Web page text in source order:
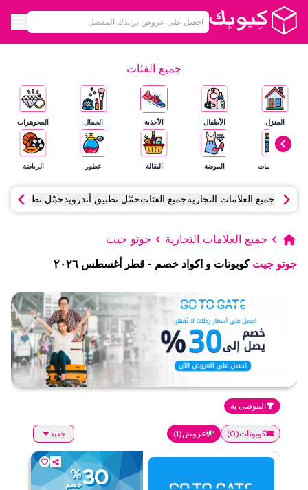
جميع الفئات
المنزل
الإلكترونيات
الأطفال
الموضة
الأحذية
البقالة
الجمال
عطور
المجوهرات
الرياضة
جميع العلامات التجاريةجميع الفئاتحمّل تطبيق أندرويدحمّل تطبيق آي
جميع العلامات التجارية جوتو جيت
جوتو جيت كوبونات و اكواد خصم - قطر أغسطس ٢٠٢٦
الموصى به
كوبونات(
0
) عروض(
1
) جديد
30
%
خصم